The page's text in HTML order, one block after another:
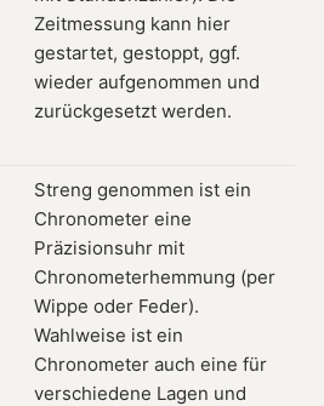
Zeitmessung kann hier
gestartet, gestoppt, ggf.
wieder aufgenommen und
zurückgesetzt werden.
Streng genommen ist ein
Chronometer eine
Präzisionsuhr mit
Chronometerhemmung (per
Wippe oder Feder).
Wahlweise ist ein
Chronometer auch eine für
verschiedene Lagen und